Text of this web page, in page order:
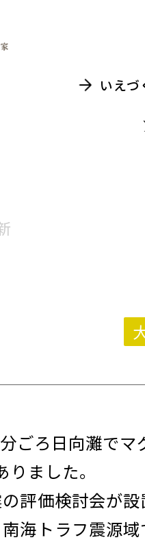
いえ
ごろ日向灘でマ
ました。
評価検討会が設
海トラフ震源